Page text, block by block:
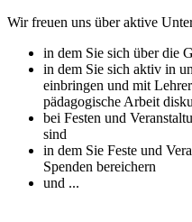
Wir freuen uns über aktive
in dem Sie sich über die
in dem Sie sich aktiv in
einbringen und mit
pädagogische Arbeit
bei Festen und
sind
in dem Sie Feste und
Spenden bereichern
und ...